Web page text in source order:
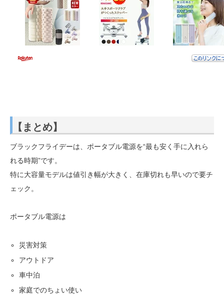
【まとめ】
ブラックフライデーは、ポータブル電源を“最も安く手に入れら
れる時期”です。
特に大容量モデルは値引き幅が大きく、在庫切れも早いので要チ
ェック。
ポータブル電源は
災害対策
アウトドア
車中泊
家庭でのちょい使い